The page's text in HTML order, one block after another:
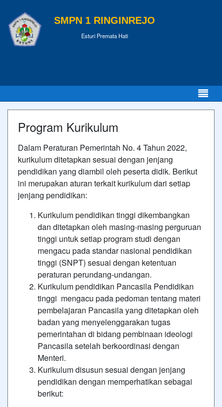
SMPN 1 RINGINREJO
Esturi Premata Hati
Program Kurikulum
Dalam Peraturan Pemerintah No. 4 Tahun 2022,
kurikulum ditetapkan sesuai dengan jenjang
pendidikan yang diambil oleh peserta didik. Berikut
ini merupakan aturan terkait kurikulum dari setiap
jenjang pendidikan:
Kurikulum pendidikan tinggi dikembangkan
dan ditetapkan oleh masing-masing perguruan
tinggi untuk setiap program studi dengan
mengacu pada standar nasional pendidikan
tinggi (SNPT) sesuai dengan ketentuan
peraturan perundang-undangan.
Kurikulum pendidikan Pancasila Pendidikan
tinggi mengacu pada pedoman tentang materi
pembelajaran Pancasila yang ditetapkan oleh
badan yang menyelenggarakan tugas
pemerintahan di bidang pembinaan ideologi
Pancasila setelah berkoordinasi dengan
Menteri.
Kurikulum disusun sesuai dengan jenjang
pendidikan dengan memperhatikan sebagai
berikut: